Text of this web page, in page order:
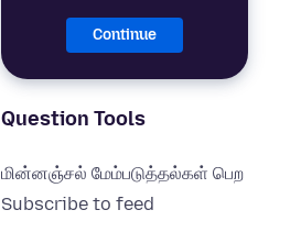
Continue
Question Tools
மின்னஞ்சல் மேம்படுத்தல்கள் பெற
Subscribe to feed